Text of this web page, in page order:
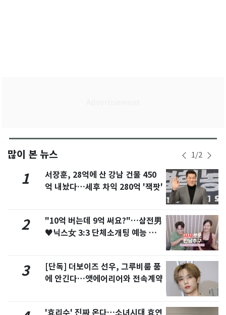
많이 본 뉴스 1/2
1
서장훈, 28억에 산 강남 건물 450
억 내놨다…세후 차익 280억 '잭팟'
2
"10억 버는데 9억 써요?"…삼전男
♥닉스女 3:3 단체소개팅 예능 화
3
[단독] 더보이즈 선우, 그루비룸 품
에 안긴다…앳에어리어와 전속계약
'효리수' 진짜 온다…소녀시대 효연